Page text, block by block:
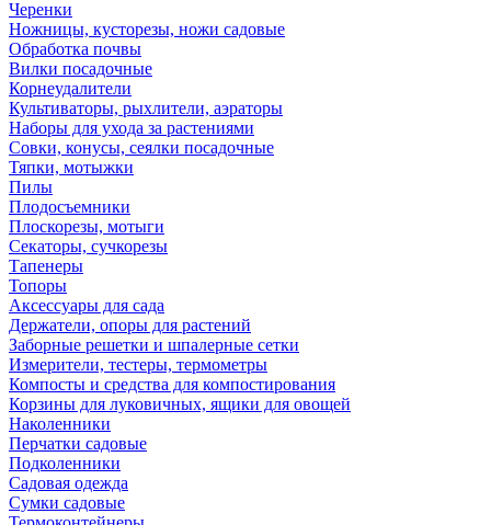
Черенки
Ножницы, кусторезы, ножи садовые
Обработка почвы
Вилки посадочные
Корнеудалители
Культиваторы, рыхлители, аэраторы
Наборы для ухода за растениями
Совки, конусы, сеялки посадочные
Тяпки, мотыжки
Пилы
Плодосъемники
Плоскорезы, мотыги
Секаторы, сучкорезы
Тапенеры
Топоры
Аксессуары для сада
Держатели, опоры для растений
Заборные решетки и шпалерные сетки
Измерители, тестеры, термометры
Компосты и средства для компостирования
Корзины для луковичных, ящики для овощей
Наколенники
Перчатки садовые
Подколенники
Садовая одежда
Сумки садовые